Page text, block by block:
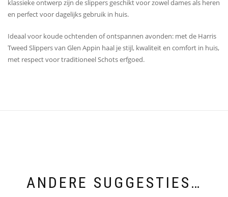
klassieke ontwerp zijn de slippers geschikt voor zowel dames als heren
en perfect voor dagelijks gebruik in huis.
Ideaal voor koude ochtenden of ontspannen avonden: met de Harris
Tweed Slippers van Glen Appin haal je stijl, kwaliteit en comfort in huis,
met respect voor traditioneel Schots erfgoed.
ANDERE SUGGESTIES…